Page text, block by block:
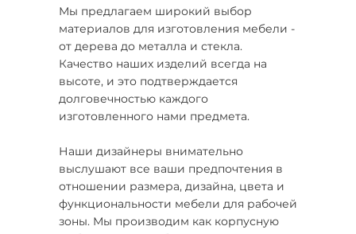
Мы предлагаем широкий выбор
материалов для изготовления мебели -
от дерева до металла и стекла.
Качество наших изделий всегда на
высоте, и это подтверждается
долговечностью каждого
изготовленного нами предмета.
Наши дизайнеры внимательно
выслушают все ваши предпочтения в
отношении размера, дизайна, цвета и
функциональности мебели для рабочей
зоны. Мы производим как корпусную